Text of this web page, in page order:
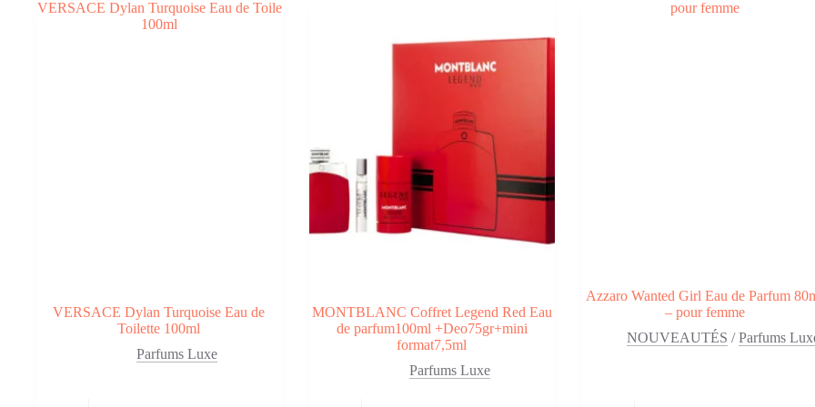
VERSACE Dylan Turquoise Eau de
Toilette 100ml
Parfums Luxe
MONTBLANC Coffret Legend Red Eau
de parfum100ml +Deo75gr+mini
format7,5ml
Parfums Luxe
Azzaro Wanted Girl Eau de Parfum
– pour femme
NOUVEAUTÉS /Parfums